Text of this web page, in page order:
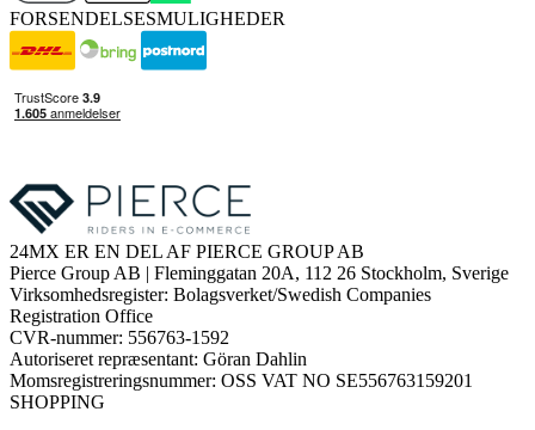
FORSENDELSESMULIGHEDER
24MX ER EN DEL AF PIERCE GROUP AB
Pierce Group AB | Fleminggatan 20A, 112 26 Stockholm, Sverige
Virksomhedsregister: Bolagsverket/Swedish Companies
Registration Office
CVR-nummer: 556763-1592
Autoriseret repræsentant: Göran Dahlin
Momsregistreringsnummer: OSS VAT NO SE556763159201
SHOPPING